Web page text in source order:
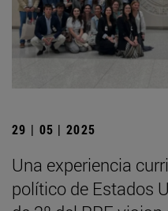
29 | 05 | 2025
Una experiencia
político de Estados